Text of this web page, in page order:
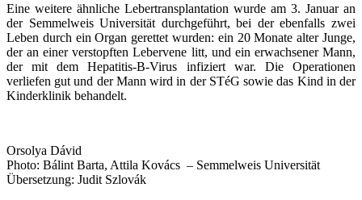
Eine weitere ähnliche Lebertransplantation wurde am 3. Januar an
der Semmelweis Universität durchgeführt, bei der ebenfalls zwei
Leben durch ein Organ gerettet wurden: ein 20 Monate alter Junge,
der an einer verstopften Lebervene litt, und ein erwachsener Mann,
der mit dem Hepatitis-B-Virus infiziert war. Die Operationen
verliefen gut und der Mann wird in der STéG sowie das Kind in der
Kinderklinik behandelt.
Orsolya Dávid
Photo: Bálint Barta, Attila Kovács – Semmelweis Universität
Übersetzung: Judit Szlovák